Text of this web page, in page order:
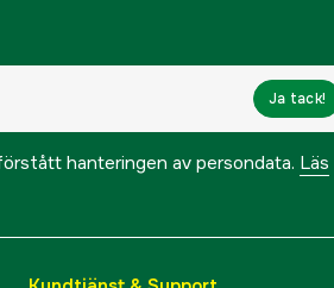
Ja tack!
hanteringen av persondata. Läs